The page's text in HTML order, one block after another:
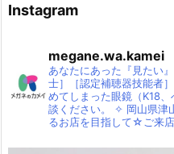
Instagram
megane.wa.kamei
あなたにあった『見たい
士］［認定補聴器技能者］
めてしまった眼鏡（K18、
談ください。
✧ 岡山県津
るお店を目指して☆ご来